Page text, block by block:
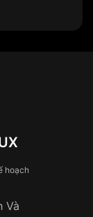
hoạch
Và